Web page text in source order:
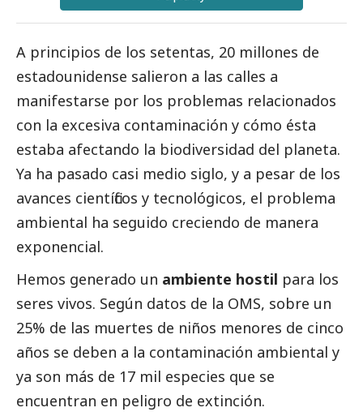
A principios de los setentas, 20 millones de
estadounidense salieron a las calles a
manifestarse por los problemas relacionados
con la excesiva contaminación y cómo ésta
estaba afectando la biodiversidad del planeta.
Ya ha pasado casi medio siglo, y a pesar de los
avances científicos y tecnológicos, el problema
ambiental ha seguido creciendo de manera
exponencial.
Hemos generado un ambiente hostil para los
seres vivos. Según datos de la OMS, sobre un
25% de las muertes de niños menores de cinco
años se deben a la contaminación ambiental y
ya son más de 17 mil especies que se
encuentran en peligro de extinción.